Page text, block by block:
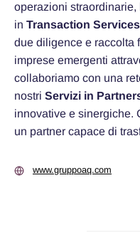
operazioni
in Transaction Services
due diligence e raccolta
imprese emergenti
collaboriamo con una
nostri Servizi in
innovative e sinergiche.
un partner capace di
www.gruppoaq.com